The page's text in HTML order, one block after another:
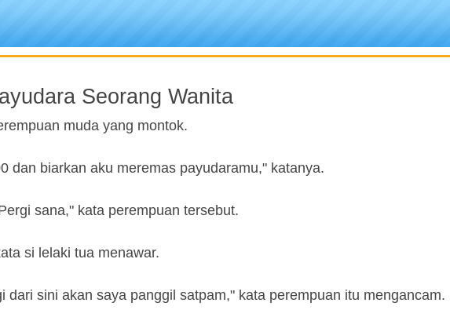
Seorang Wanita
muda yang montok.
dan biarkan aku meremas payudaramu," katanya.
sana," kata perempuan tersebut.
si lelaki tua menawar.
dari sini akan saya panggil satpam," kata perempuan itu mengancam.